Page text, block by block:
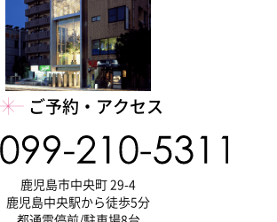
ご予約・アクセス
鹿児島市中央町 29-4
鹿児島中央駅から徒歩5分